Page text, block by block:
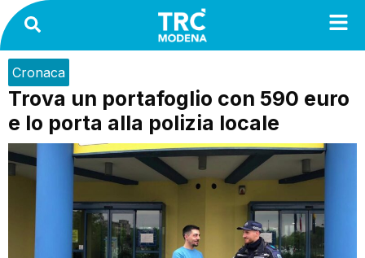
Cronaca
Trova un portafoglio con 590 euro
e lo porta alla polizia locale